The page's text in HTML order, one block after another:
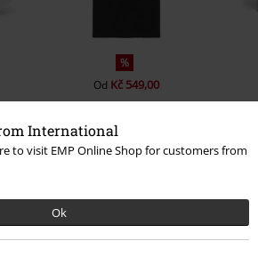
International
to visit EMP Online Shop for customers from
Ok
%
Od Kč 549,00
"Idols Cover".